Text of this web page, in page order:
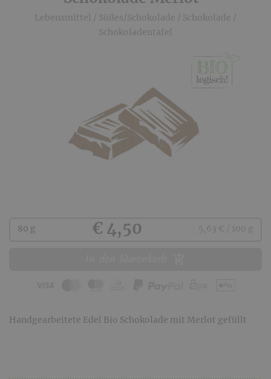
Lebensmittel / Süßes/Schokolade / Schokolade /
Schokoladentafel
Kaufen
80 g € 4,50
Handgearbeitete Edel Bio Schokolade mit Merlot gefüllt